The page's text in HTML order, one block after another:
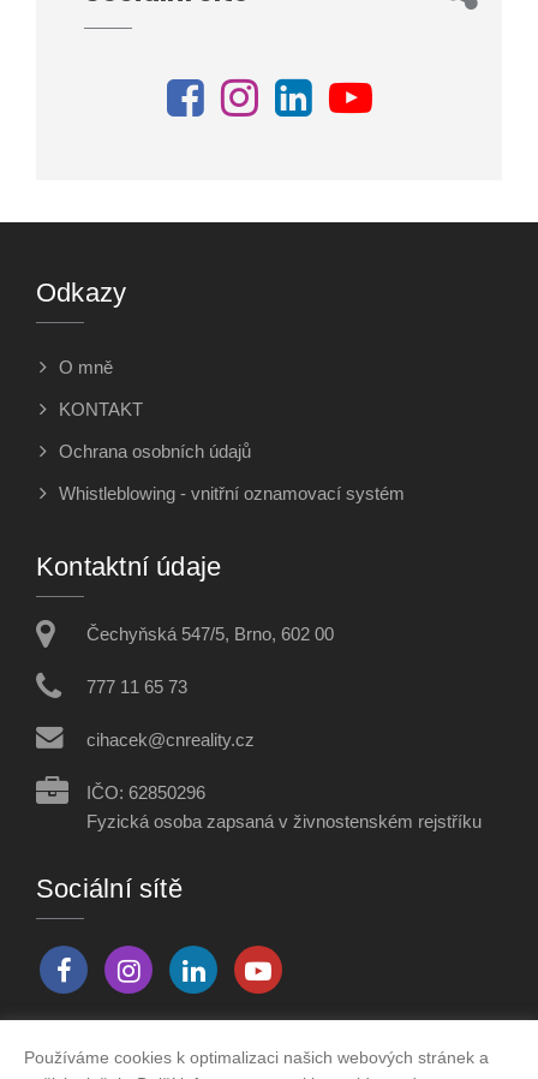
Odkazy
O mně
KONTAKT
Ochrana osobních údajů
Whistleblowing - vnitřní oznamovací systém
Kontaktní údaje
Čechyňská 547/5, Brno, 602 00
777 11 65 73
cihacek@cnreality.cz
IČO: 62850296
Fyzická osoba zapsaná v živnostenském rejstříku
Sociální sítě
Používáme cookies k optimalizaci našich webových stránek a